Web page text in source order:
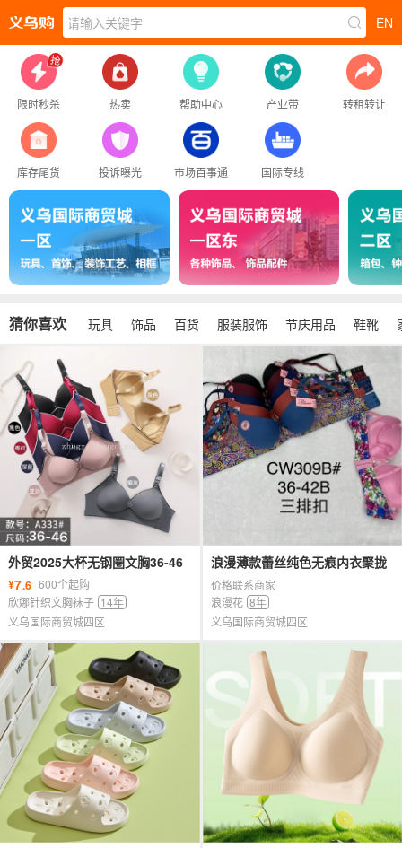
请输入关键字 EN
限时秒杀
库存尾货
热卖
投诉曝光
帮助中心
市场百事通
产业带
国际专线
转租转让
猜你喜欢 玩具 饰品 百货 服装服饰 节庆用品 鞋靴
外贸2025大杯无钢圈文胸36-46
码立体杯12件混色混码
¥7.6 600个起购
欣娜针织文胸袜子 14年
义乌国际商贸城四区
浪漫薄款蕾丝纯色无痕内衣聚拢
胸罩
价格联系商家
浪漫花 8年
义乌国际商贸城四区